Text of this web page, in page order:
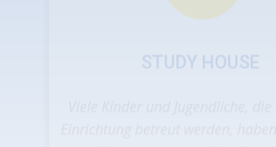
MEHR LESEN